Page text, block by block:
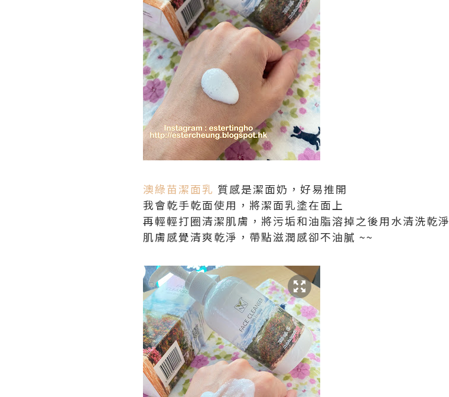
澳綠苗潔面乳 質感是潔面奶，好易推開
我會乾手乾面使用，將潔面乳塗在面上
再輕輕打圈清潔肌膚，將污垢和油脂溶掉之後用水清洗乾淨
肌膚感覺清爽乾淨，帶點滋潤感卻不油膩 ~~